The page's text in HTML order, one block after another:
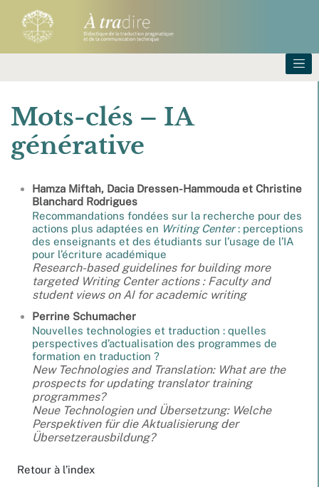
Mots-clés – IA
générative
Hamza Miftah, Dacia Dressen-Hammouda et Christine
Blanchard Rodrigues
Recommandations fondées sur la recherche pour des
actions plus adaptées en Writing Center: perceptions
des enseignants et des étudiants sur l’usage de l’IA
pour l’écriture académique
Research-based guidelines for building more
targeted Writing Center actions : Faculty and
student views on AI for academic writing
Perrine Schumacher
Nouvelles technologies et traduction : quelles
perspectives d’actualisation des programmes de
formation en traduction ?
New Technologies and Translation: What are the
prospects for updating translator training
programmes?
Neue Technologien und Übersetzung: Welche
Perspektiven für die Aktualisierung der
Übersetzerausbildung?
Retour à l’index